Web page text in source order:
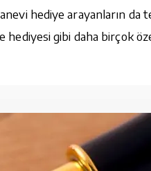
hediye arayanların da
hediyesi gibi daha birçok